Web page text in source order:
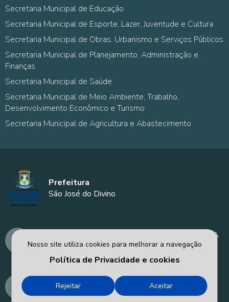
Secretaria Municipal de Educação
Secretaria Municipal de Esporte, Lazer, Juventude e Cultura
Secretaria Municipal de Obras, Urbanismo e Serviços Públicos
Secretaria Municipal de Planejamento, Administração e
Finanças
Secretaria Municipal de Saúde
Secretaria Municipal de Meio Ambiente, Trabalho,
Desenvolvimento Econômico e Turismo
Secretaria Municipal de Agricultura e Abastecimento
Prefeitura
São José do Divino
AVENIDA MANOEL DÍVINO - PREFEITURA
MUNICIPAL DE SÃO JOSÉ DO DIVINO - PI
prefeitura@saojosedodivino.pi.gov.br
86-98194-2918
Nosso site utiliza cookies para melhorar a navegação
Política de Privacidade e cookies
Rejeitar Aceitar